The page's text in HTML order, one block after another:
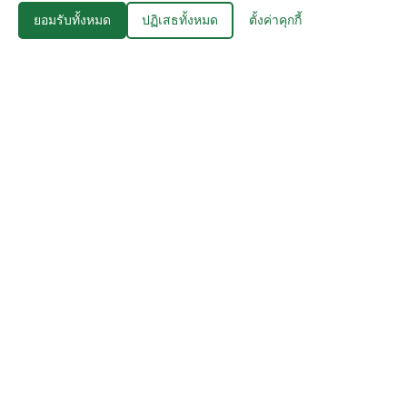
ยอมรับทั้งหมด
ปฏิเสธทั้งหมด ตั้งค่าคุกกี้